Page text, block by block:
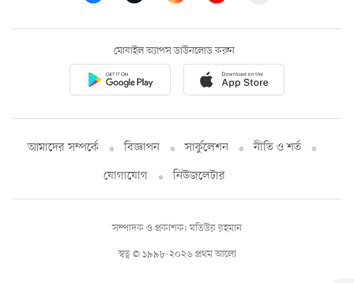
মোবাইল অ্যাপস ডাউনলোড করুন
আমাদের সম্পর্কে বিজ্ঞাপন সার্কুলেশন
নীতি ও শর্ত
যোগাযোগ
নিউজলেটার
স্বত্ব © ১৯৯৮-২০২৬ প্রথম আলো
সম্পাদক ও প্রকাশক: মতিউর রহমান